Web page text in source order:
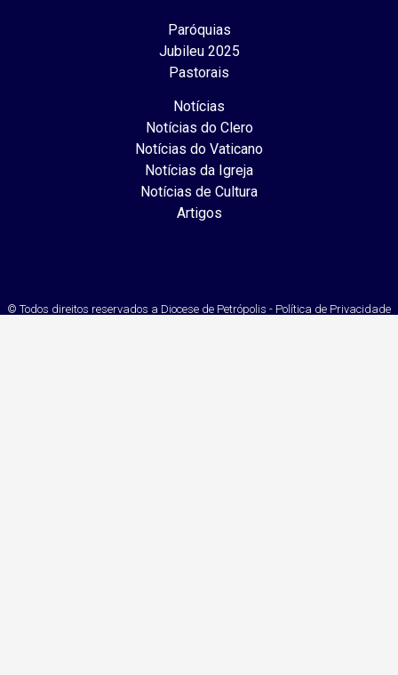
Paróquias
Jubileu 2025
Pastorais
Notícias
Notícias do Clero
Notícias do Vaticano
Notícias da Igreja
Notícias de Cultura
Artigos
© Todos direitos reservados a Diocese de Petrópolis - Política de Privacidade